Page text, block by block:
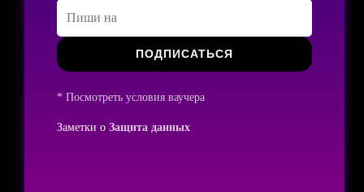
ПОДПИСАТЬСЯ
* Посмотреть условия ваучера
Заметки о Защита данных